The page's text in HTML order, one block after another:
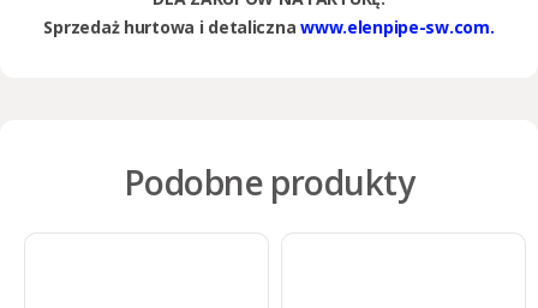
Sprzedaż hurtowa i detaliczna www.elenpipe-sw.com.
Podobne produkty